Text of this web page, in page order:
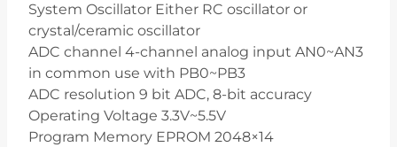
System Oscillator Either RC oscillator or
crystal/ceramic oscillator
ADC channel 4-channel analog input AN0~AN3
in common use with PB0~PB3
ADC resolution 9 bit ADC, 8-bit accuracy
Operating Voltage 3.3V~5.5V
Program Memory EPROM 2048×14